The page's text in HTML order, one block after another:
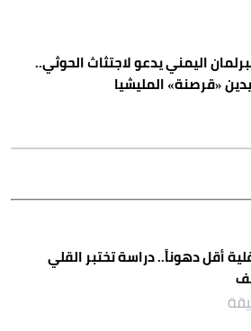
اليمني يدعو لاجتثاث الحوثي..
«قرصنة» المليشيا
أقل دهوناً.. دراسة تختبر القلي